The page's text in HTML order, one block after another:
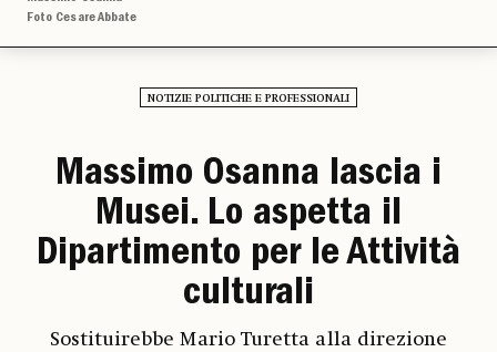
Foto Cesare Abbate
NOTIZIE POLITICHE E PROFESSIONALI
Massimo Osanna lascia i
Musei. Lo aspetta il
Dipartimento per le Attività
culturali
Sostituirebbe Mario Turetta alla direzione